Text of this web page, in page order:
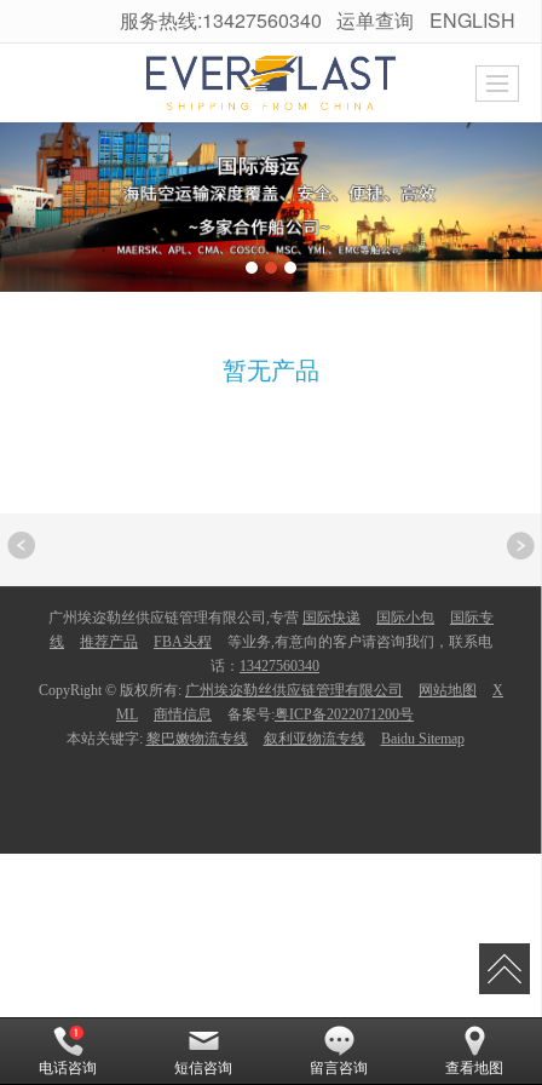
很遗憾，因您的浏览器版本过低导致无法获得最佳浏览体验，推荐下载安装谷歌浏览器！
服务热线:13427560340 运单查询 ENGLISH
暂无产品
广州埃迩勒丝供应链管理有限公司,专营 国际快递 国际小包
国际专
线
推荐产品 FBA头程
等业务,有意向的客户请咨询我们，联系电
话： 13427560340
CopyRight © 版权所有: 广州埃迩勒丝供应链管理有限公司 网站地图
X
ML
商情信息 备案号:粤ICP备2022071200号
本站关键字: 黎巴嫩物流专线 叙利亚物流专线 Baidu Sitemap
电话咨询 短信咨询 留言咨询 查看地图